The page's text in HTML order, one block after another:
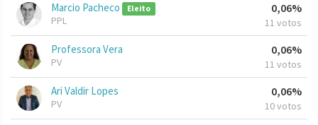
Marcio Pacheco Eleito
PPL
0,06%
11 votos
Professora Vera
PV
0,06%
11 votos
Ari Valdir Lopes
PV
0,06%
10 votos